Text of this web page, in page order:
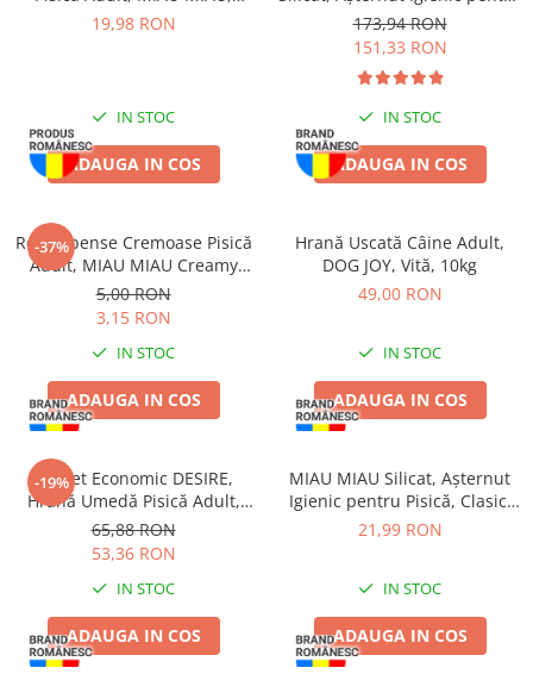
Curcan în sos, 12x100g
19,98 RON
IN STOC
ADAUGA IN COS
Pisică, Lavandă, 6x5L
173,94 RON
151,33 RON
IN STOC
ADAUGA IN COS
-37%
Recompense Cremoase Pisică
Adult, MIAU MIAU Creamy
Snacks, Rață, 4x15g
5,00 RON
3,15 RON
IN STOC
ADAUGA IN COS
Hrană Uscată Câine Adult,
DOG JOY, Vită, 10kg
49,00 RON
IN STOC
ADAUGA IN COS
-19%
Pachet Economic DESIRE,
Hrană Umedă Pisică Adult,
Ton File și Creveți în Supă,
12x70g
65,88 RON
53,36 RON
IN STOC
ADAUGA IN COS
MIAU MIAU Silicat, Așternut
Igienic pentru Pisică, Clasic,
3.8L
21,99 RON
IN STOC
ADAUGA IN COS